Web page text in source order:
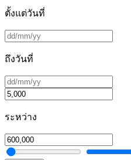
ตั้งแต่วันที่
ถึงวันที่
ระหว่าง